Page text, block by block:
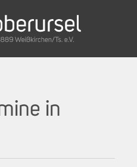
in